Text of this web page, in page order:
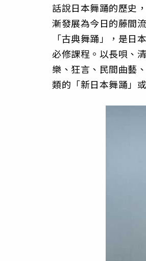
話說日本舞踊的歷史
漸發展為今日的藤間
「古典舞踊」，是日
必修課程。以長唄、
樂、狂言、民間曲藝
類的「新日本舞踊」